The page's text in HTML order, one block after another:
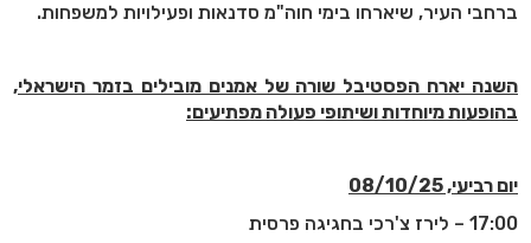
ברחבי העיר, שיארחו בימי חוה"מ סדנאות ופעילויות למשפחות.
השנה יארח הפסטיבל שורה של אמנים מובילים בזמר הישראלי,
בהופעות מיוחדות ושיתופי פעולה מפתיעים:
יום רביעי, 08/10/25
17:00 – לירז צ'רכי בחגיגה פרסית